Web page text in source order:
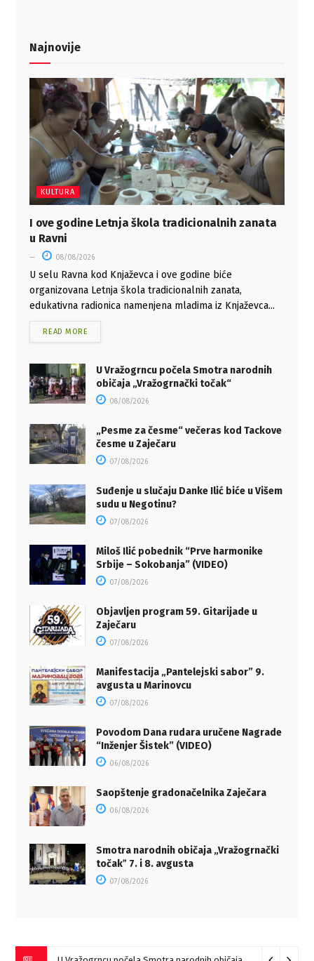
Najnovije
KULTURA
I ove godine Letnja škola tradicionalnih zanata
u Ravni
08/08/2026
U selu Ravna kod Knjaževca i ove godine biće
organizovana Letnja škola tradicionalnih zanata,
edukativna radionica namenjena mladima iz Knjaževca...
READ MORE
U Vražogrncu počela Smotra narodnih
običaja „Vražogrnački točak“
08/08/2026
„Pesme za česme“ večeras kod Tackove
česme u Zaječaru
07/08/2026
Suđenje u slučaju Danke Ilić biće u Višem
sudu u Negotinu?
07/08/2026
Miloš Ilić pobednik “Prve harmonike
Srbije – Sokobanja” (VIDEO)
07/08/2026
Objavljen program 59. Gitarijade u
Zaječaru
07/08/2026
Manifestacija „Pantelejski sabor” 9.
avgusta u Marinovcu
07/08/2026
Povodom Dana rudara uručene Nagrade
“Inženjer Šistek” (VIDEO)
06/08/2026
Saopštenje gradonačelnika Zaječara
06/08/2026
Smotra narodnih običaja „Vražogrnački
točakˮ 7. i 8. avgusta
07/08/2026